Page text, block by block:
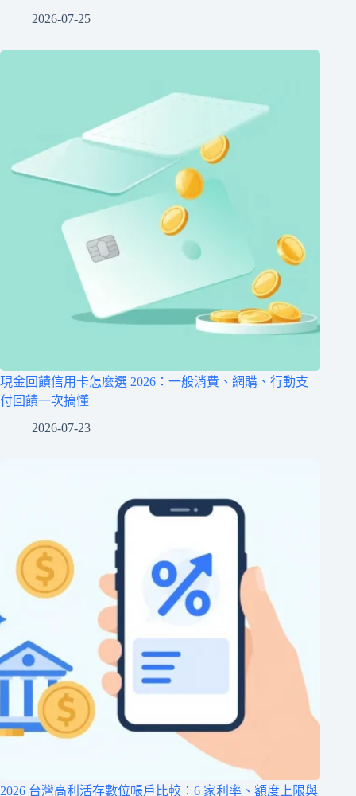
2026-07-25
現金回饋信用卡怎麼選 2026：一般消費、網購、行動支
付回饋一次搞懂
2026-07-23
2026 台灣高利活存數位帳戶比較：6 家利率、額度上限與